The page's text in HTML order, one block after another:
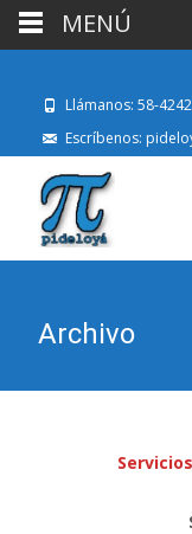
Llámanos: 58-
Escríbenos:
Archivo
MENÚ